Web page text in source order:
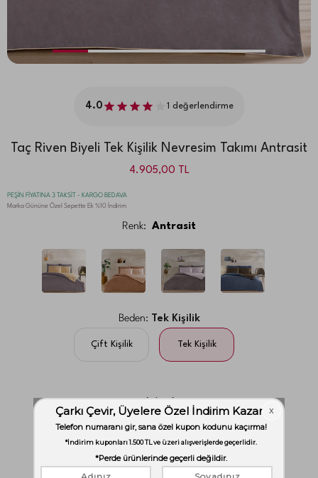
4.0 1 değerlendirme
Taç Riven Biyeli Tek Kişilik Nevresim Takımı Antrasit
4.905,00 TL
PEŞİN FİYATINA 3 TAKSİT - KARGO BEDAVA
Marka Gününe Özel Sepette Ek %10 İndirim
Renk: Antrasit
Beden: Tek Kişilik
Çift Kişilik Tek Kişilik
Adet:1
adet